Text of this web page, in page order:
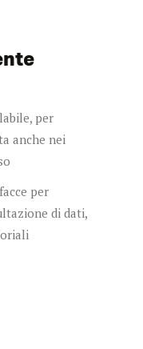
per
anche nei
per
di dati,